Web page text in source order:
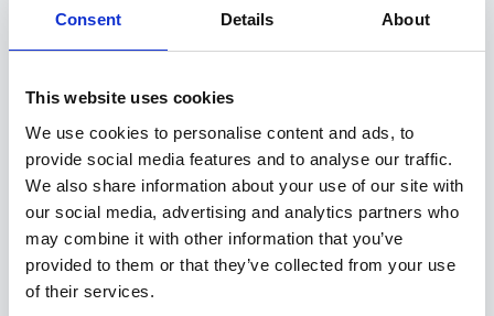
Consent Details About
This website uses cookies
We use cookies to personalise content and ads, to
provide social media features and to analyse our traffic.
We also share information about your use of our site with
our social media, advertising and analytics partners who
may combine it with other information that you’ve
provided to them or that they’ve collected from your use
of their services.
- kaal 200 kg
Seotud tooted